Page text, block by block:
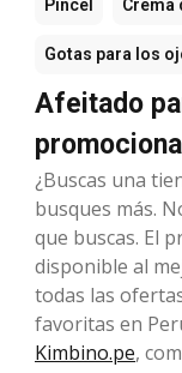
Pincel Crema
Gotas para los
Afeitado
¿Buscas una
busques más.
que buscas. El
disponible al
todas las
favoritas en
Kimbino.pe,